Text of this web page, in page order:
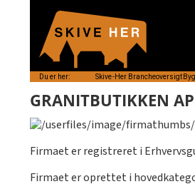
GRANITBUTIKKEN
Firmaet er registreret i
Firmaet er oprettet i
Du er her: Skive-Her Brancheoversigt